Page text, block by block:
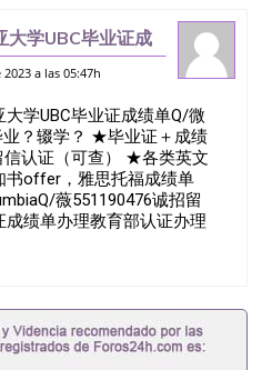
大学UBC毕业证成
能正常毕业？辍
a las 05:47h
学UBC毕业证成绩单Q/微
业？辍学？ ★毕业证＋成绩
认证（可查） ★各类英文
书offer，雅思托福成绩单
薇551190476诚招留
绩单办理教育部认证办理
生卡办理录取通知书办理
一、快速办理材料： 1、
人员证明+教育部认证,录取
学回国必备证明材料，给父